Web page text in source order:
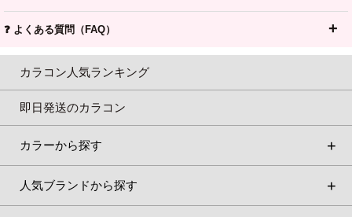
❓ よくある質問（FAQ）
カラコン人気ランキング
即日発送のカラコン
カラーから探す
人気ブランドから探す